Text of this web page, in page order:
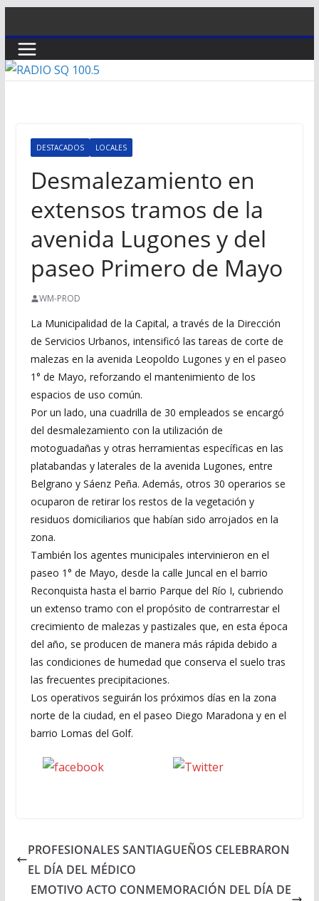
al
contenido
DESTACADOS LOCALES
Desmalezamiento en
extensos tramos de la
avenida Lugones y del
paseo Primero de Mayo
WM-PROD
La Municipalidad de la Capital, a través de la Dirección
de Servicios Urbanos, intensificó las tareas de corte de
malezas en la avenida Leopoldo Lugones y en el paseo
1° de Mayo, reforzando el mantenimiento de los
espacios de uso común.
Por un lado, una cuadrilla de 30 empleados se encargó
del desmalezamiento con la utilización de
motoguadañas y otras herramientas específicas en las
platabandas y laterales de la avenida Lugones, entre
Belgrano y Sáenz Peña. Además, otros 30 operarios se
ocuparon de retirar los restos de la vegetación y
residuos domiciliarios que habían sido arrojados en la
zona.
También los agentes municipales intervinieron en el
paseo 1° de Mayo, desde la calle Juncal en el barrio
Reconquista hasta el barrio Parque del Río I, cubriendo
un extenso tramo con el propósito de contrarrestar el
crecimiento de malezas y pastizales que, en esta época
del año, se producen de manera más rápida debido a
las condiciones de humedad que conserva el suelo tras
las frecuentes precipitaciones.
Los operativos seguirán los próximos días en la zona
norte de la ciudad, en el paseo Diego Maradona y en el
barrio Lomas del Golf.
PROFESIONALES SANTIAGUEÑOS CELEBRARON
EL DÍA DEL MÉDICO
EMOTIVO ACTO CONMEMORACIÓN DEL DÍA DE